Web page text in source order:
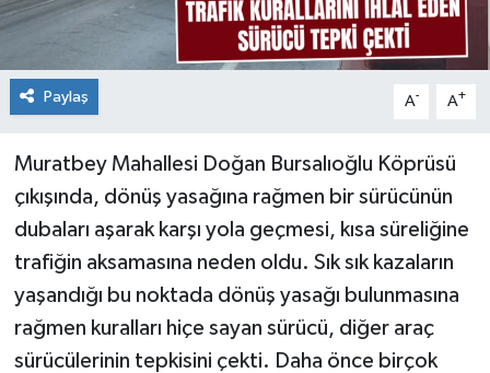
Paylaş A- A+
Muratbey Mahallesi Doğan Bursalıoğlu Köprüsü
çıkışında, dönüş yasağına rağmen bir sürücünün
dubaları aşarak karşı yola geçmesi, kısa süreliğine
trafiğin aksamasına neden oldu. Sık sık kazaların
yaşandığı bu noktada dönüş yasağı bulunmasına
rağmen kuralları hiçe sayan sürücü, diğer araç
sürücülerinin tepkisini çekti. Daha önce birçok